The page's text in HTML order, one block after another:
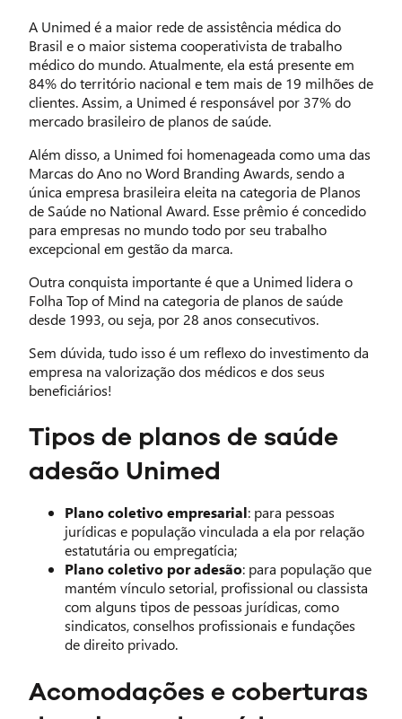
A Unimed é a maior rede de assistência médica do
Brasil e o maior sistema cooperativista de trabalho
médico do mundo. Atualmente, ela está presente em
84% do território nacional e tem mais de 19 milhões de
clientes. Assim, a Unimed é responsável por 37% do
mercado brasileiro de planos de saúde.
Além disso, a Unimed foi homenageada como uma das
Marcas do Ano no Word Branding Awards, sendo a
única empresa brasileira eleita na categoria de Planos
de Saúde no National Award. Esse prêmio é concedido
para empresas no mundo todo por seu trabalho
excepcional em gestão da marca.
Outra conquista importante é que a Unimed lidera o
Folha Top of Mind na categoria de planos de saúde
desde 1993, ou seja, por 28 anos consecutivos.
Sem dúvida, tudo isso é um reflexo do investimento da
empresa na valorização dos médicos e dos seus
beneficiários!
Tipos de planos de saúde
adesão Unimed
Plano coletivo empresarial: para pessoas
jurídicas e população vinculada a ela por relação
estatutária ou empregatícia;
Plano coletivo por adesão: para população que
mantém vínculo setorial, profissional ou classista
com alguns tipos de pessoas jurídicas, como
sindicatos, conselhos profissionais e fundações
de direito privado.
Acomodações e coberturas